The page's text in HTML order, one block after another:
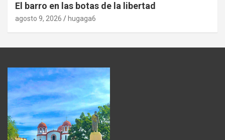
El barro en las botas de la libertad
agosto 9, 2026 hugaga6